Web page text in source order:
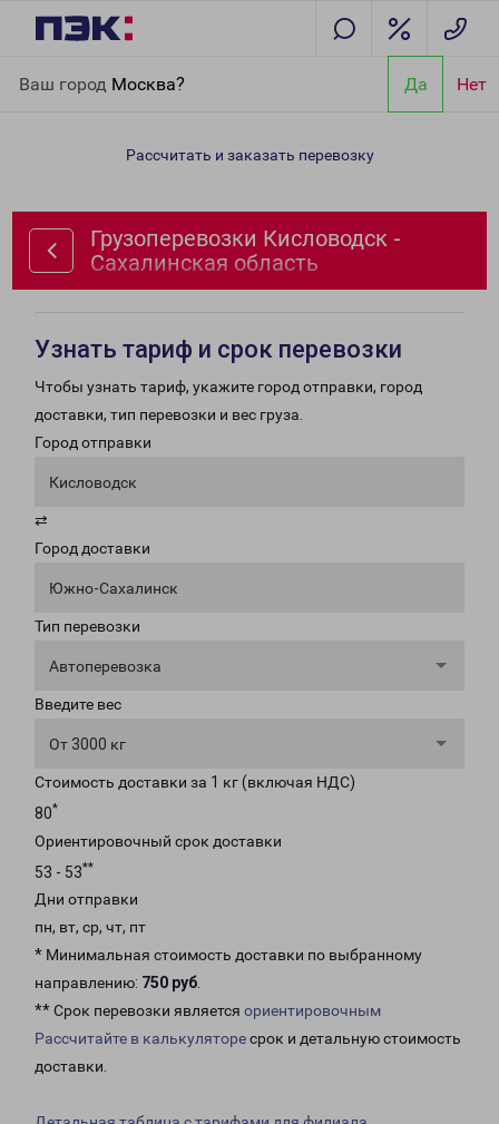
Ваш город Москва? Да Нет
Сахалинская область
Рассчитать и заказать перевозку
Грузоперевозки Кисловодск -
Сахалинская область
Узнать тариф и срок перевозки
Чтобы узнать тариф, укажите город отправки, город
доставки, тип перевозки и вес груза.
Город отправки
Кисловодск
⇄
Город доставки
Южно-Сахалинск
Тип перевозки
Автоперевозка
Введите вес
От 3000 кг
Стоимость доставки за 1 кг (включая НДС)
80*
Ориентировочный срок доставки
53 - 53**
Дни отправки
пн, вт, ср, чт, пт
* Минимальная стоимость доставки по выбранному
направлению: 750 руб.
** Срок перевозки является ориентировочным
Рассчитайте в калькуляторесрок и детальную стоимость
доставки.